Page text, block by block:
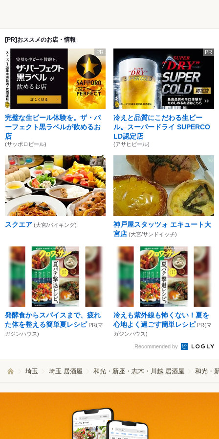
[PR]おススメのお店・情報
PR
完璧な生ビール体験を。ザ・パ
ーフェクト黒ラベルが飲めるお
店
(サッポロビール)
PR
冷えと品質にこだわる生ビー
ル。スーパードライ SUPERCO
LD認定店
(アサヒビール)
スクエア (大宮/バイキング)
神戸屋スタッツォ エキュート大
宮店 (大宮/サンドイッチ)
発酵食からスパイスまで、疲れ
た体を整える簡単夏レシピ PR(マ
ガジンハウス)
冷えも紫外線も怖くない！夏を
心地よく過ごす簡単レシピ PR(マ
ガジンハウス)
Recommended by
埼玉 埼玉 居酒屋 和光・新座・志木・川越 居酒屋 和光・